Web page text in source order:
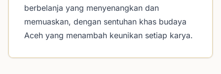
berbelanja yang menyenangkan dan
memuaskan, dengan sentuhan khas budaya
Aceh yang menambah keunikan setiap karya.